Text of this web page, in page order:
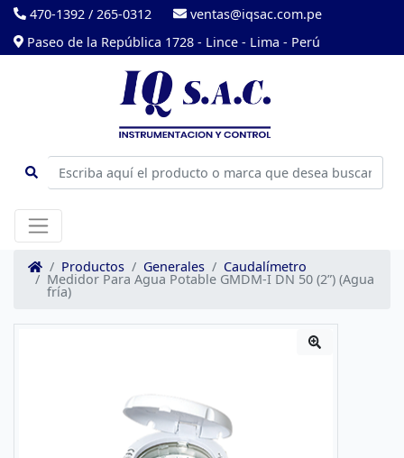
470-1392 / 265-0312
ventas@iqsac.com.pe
Paseo de la República 1728 - Lince - Lima - Perú
Productos Generales Caudalímetro
Medidor Para Agua Potable GMDM-I DN 50 (2”) (Agua
fría)